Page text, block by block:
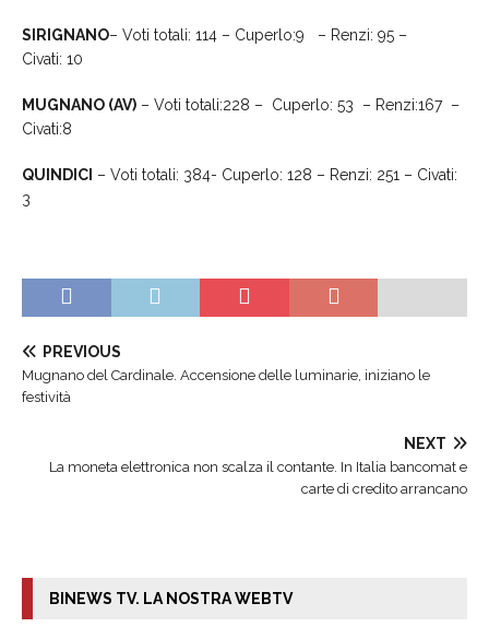
SIRIGNANO– Voti totali: 114 – Cuperlo:9 – Renzi: 95 –
Civati: 10
MUGNANO (AV) – Voti totali:228 – Cuperlo: 53 – Renzi:167 –
Civati:8
QUINDICI – Voti totali: 384- Cuperlo: 128 – Renzi: 251 – Civati:
3
PREVIOUS
Mugnano del Cardinale. Accensione delle luminarie, iniziano le
festività
NEXT
La moneta elettronica non scalza il contante. In Italia bancomat e
carte di credito arrancano
BINEWS TV. LA NOSTRA WEBTV